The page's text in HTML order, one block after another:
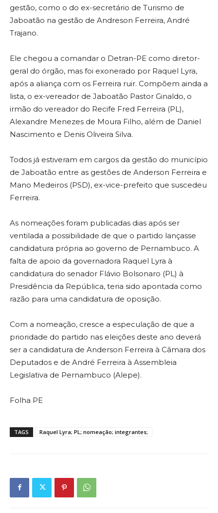
gestão, como o do ex-secretário de Turismo de
Jaboatão na gestão de Andreson Ferreira, André
Trajano.
Ele chegou a comandar o Detran-PE como diretor-
geral do órgão, mas foi exonerado por Raquel Lyra,
após a aliança com os Ferreira ruir. Compõem ainda a
lista, o ex-vereador de Jaboatão Pastor Ginaldo, o
irmão do vereador do Recife Fred Ferreira (PL),
Alexandre Menezes de Moura Filho, além de Daniel
Nascimento e Denis Oliveira Silva.
Todos já estiveram em cargos da gestão do município
de Jaboatão entre as gestões de Anderson Ferreira e
Mano Medeiros (PSD), ex-vice-prefeito que suscedeu
Ferreira.
As nomeações foram publicadas dias após ser
ventilada a possibilidade de que o partido lançasse
candidatura própria ao governo de Pernambuco. A
falta de apoio da governadora Raquel Lyra à
candidatura do senador Flávio Bolsonaro (PL) à
Presidência da República, teria sido apontada como
razão para uma candidatura de oposição.
Com a nomeação, cresce a especulação de que a
prioridade do partido nas eleições deste ano deverá
ser a candidatura de Anderson Ferreira à Câmara dos
Deputados e de André Ferreira à Assembleia
Legislativa de Pernambuco (Alepe).
Folha PE
TAGS Raquel Lyra; PL; nomeação; integrantes;